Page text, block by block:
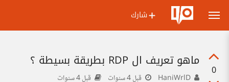
شارك
0
ماهو تعريف ال RDP بطريقة بسيطة ؟
قبل 4 سنوات قبل 4 سنوات